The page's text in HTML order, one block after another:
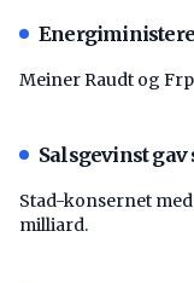
Meiner Raudt og
Salsgevinst
Stad-konsernet
milliard.